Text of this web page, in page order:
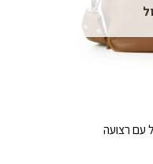
עם רצועה